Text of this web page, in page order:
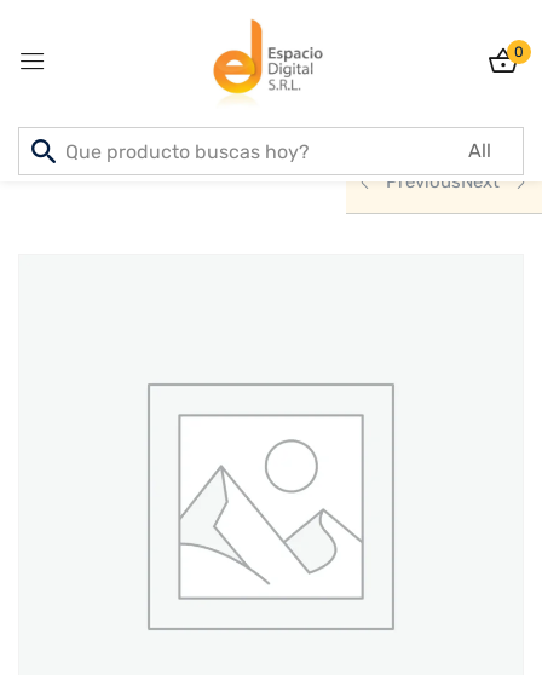
0
Inicio PRODUCTOS
ACCESORIOS
PreviousNext
Sign in
Create an account